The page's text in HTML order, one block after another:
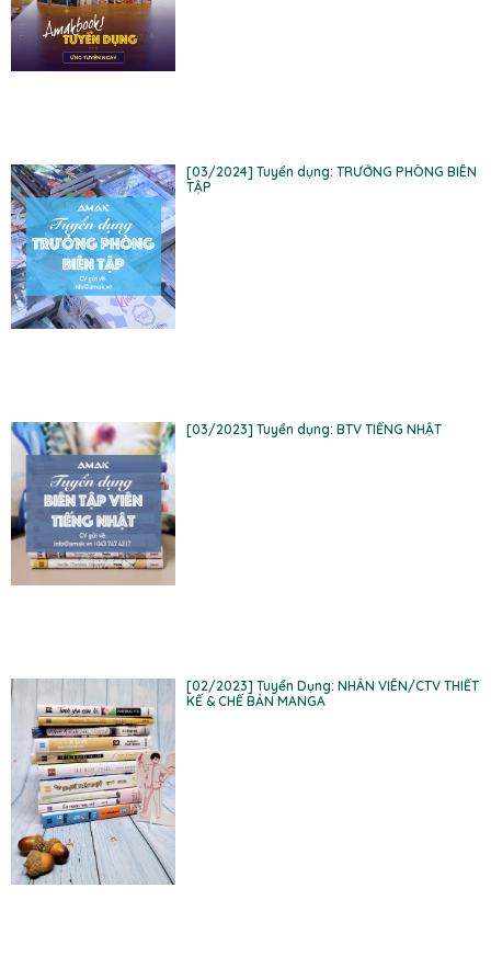
[03/2024] Tuyển dụng: TRƯỞNG PHÒNG BIÊN
TẬP
[03/2023] Tuyển dụng: BTV TIẾNG NHẬT
[02/2023] Tuyển Dụng: NHÂN VIÊN/CTV THIẾT
KẾ & CHẾ BẢN MANGA